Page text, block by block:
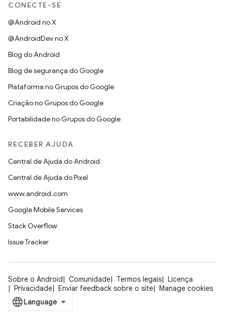
CONECTE-SE
@Android no X
@AndroidDev no X
Blog do Android
Blog de segurança do Google
Plataforma no Grupos do Google
Criação no Grupos do Google
Portabilidade no Grupos do Google
RECEBER AJUDA
Central de Ajuda do Android
Central de Ajuda do Pixel
www.android.com
Google Mobile Services
Stack Overflow
Issue Tracker
Sobre o Android Comunidade Termos legais
Licença
Privacidade
Enviar feedback sobre o site Manage cookies